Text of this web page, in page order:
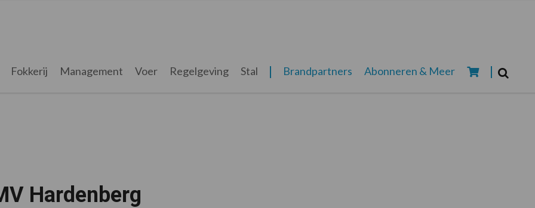
Fokkerij Management Voer Regelgeving Stal Brandpartners Abonneren & Meer
Hardenberg